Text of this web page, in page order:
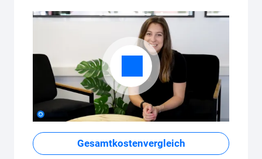
Gesamtkostenvergleich